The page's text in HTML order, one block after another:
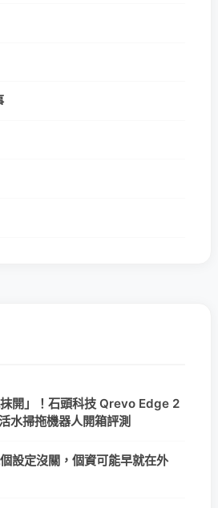
開」！石頭科技 Qrevo Edge 2
水掃拖機器人開箱評測
設定沒關，個資可能早就在外